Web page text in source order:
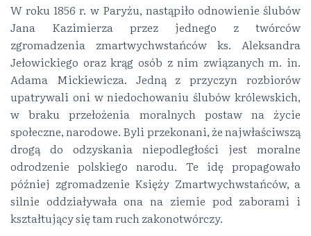
W roku 1856 r. w Paryżu, nastąpiło odnowienie ślubów
Jana Kazimierza przez jednego z twórców
zgromadzenia zmartwychwstańców ks. Aleksandra
Jełowickiego oraz krąg osób z nim związanych m. in.
Adama Mickiewicza. Jedną z przyczyn rozbiorów
upatrywali oni w niedochowaniu ślubów królewskich,
w braku przełożenia moralnych postaw na życie
społeczne, narodowe. Byli przekonani, że najwłaściwszą
drogą do odzyskania niepodległości jest moralne
odrodzenie polskiego narodu. Te idę propagowało
później zgromadzenie Księży Zmartwychwstańców, a
silnie oddziaływała ona na ziemie pod zaborami i
kształtujący się tam ruch zakonotwórczy.